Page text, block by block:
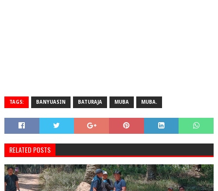
TAGS: BANYUASIN BATURAJA MUBA MUBA.
RELATED POSTS